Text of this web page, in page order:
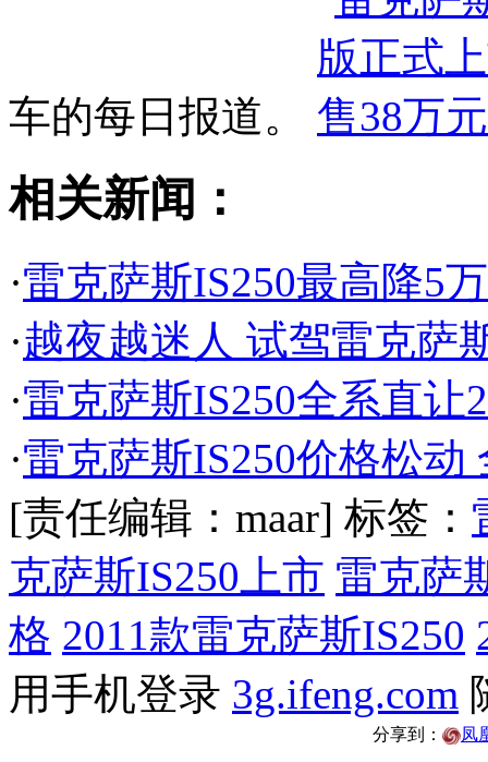
车的每日报道。
相关新闻：
·雷克萨斯IS250最高降5
·越夜越迷人 试驾雷克萨
·雷克萨斯IS250全系直让
·雷克萨斯IS250价格松动
[责任编辑：maar] 标签：
克萨斯IS250上市 雷克萨
格 2011款雷克萨斯IS250
用手机登录 3g.ifeng.com
分享到： 凤